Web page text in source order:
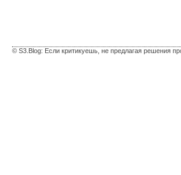
© S3.Blog: Если критикуешь, не предлагая решения